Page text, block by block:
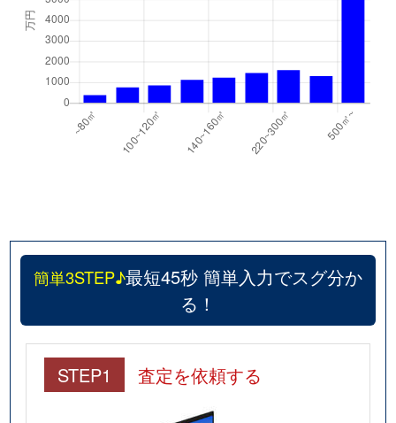
簡単3STEP♪最短45秒 簡単入力でスグ分か
る！
STEP1 査定を依頼する